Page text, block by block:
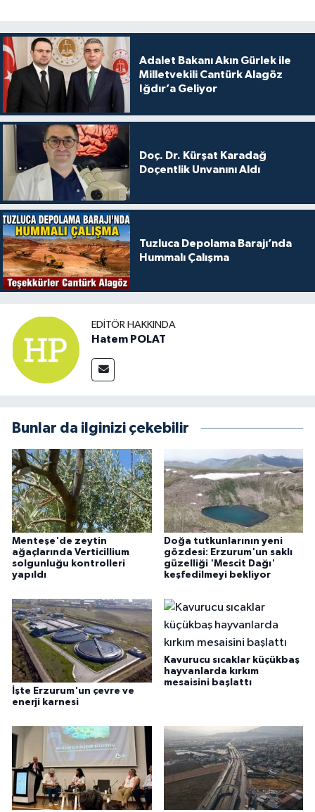
Adalet Bakanı Akın Gürlek ile
Milletvekili Cantürk Alagöz
Iğdır’a Geliyor
Doç. Dr. Kürşat Karadağ
Doçentlik Unvanını Aldı
Tuzluca Depolama Barajı’nda
Hummalı Çalışma
EDITÖR HAKKINDA
Hatem POLAT
Bunlar da ilginizi çekebilir
Menteşe'de zeytin
ağaçlarında Verticillium
solgunluğu kontrolleri
yapıldı
Doğa tutkunlarının yeni
gözdesi: Erzurum'un saklı
güzelliği 'Mescit Dağı'
keşfedilmeyi bekliyor
İşte Erzurum'un çevre ve
enerji karnesi
Kavurucu sıcaklar küçükbaş
hayvanlarda kırkım
mesaisini başlattı